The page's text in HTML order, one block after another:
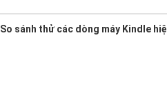
So sánh thử các dòng máy Kindle